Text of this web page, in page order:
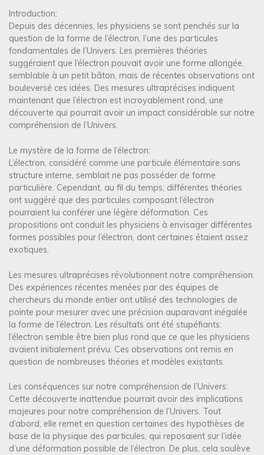
Introduction:
Depuis des décennies, les physiciens se sont penchés sur la
question de la forme de l’électron, l’une des particules
fondamentales de l’Univers. Les premières théories
suggéraient que l’électron pouvait avoir une forme allongée,
semblable à un petit bâton, mais de récentes observations ont
bouleversé ces idées. Des mesures ultraprécises indiquent
maintenant que l’électron est incroyablement rond, une
découverte qui pourrait avoir un impact considérable sur notre
compréhension de l’Univers.
Le mystère de la forme de l’électron:
L’électron, considéré comme une particule élémentaire sans
structure interne, semblait ne pas posséder de forme
particulière. Cependant, au fil du temps, différentes théories
ont suggéré que des particules composant l’électron
pourraient lui conférer une légère déformation. Ces
propositions ont conduit les physiciens à envisager différentes
formes possibles pour l’électron, dont certaines étaient assez
exotiques.
Les mesures ultraprécises révolutionnent notre compréhension:
Des expériences récentes menées par des équipes de
chercheurs du monde entier ont utilisé des technologies de
pointe pour mesurer avec une précision auparavant inégalée
la forme de l’électron. Les résultats ont été stupéfiants:
l’électron semble être bien plus rond que ce que les physiciens
avaient initialement prévu. Ces observations ont remis en
question de nombreuses théories et modèles existants.
Les conséquences sur notre compréhension de l’Univers:
Cette découverte inattendue pourrait avoir des implications
majeures pour notre compréhension de l’Univers. Tout
d’abord, elle remet en question certaines des hypothèses de
base de la physique des particules, qui reposaient sur l’idée
d’une déformation possible de l’électron. De plus, cela soulève